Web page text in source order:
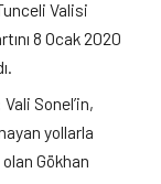
Valisi
8 Ocak 2020
Vali Sonel’in,
yollarla
Gökhan